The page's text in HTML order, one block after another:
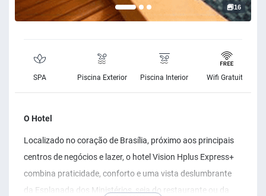
16
SPA Piscina Exterior Piscina Interior Wifi Gratuito
O Hotel
Localizado no coração de Brasília, próximo aos principais
centros de negócios e lazer, o hotel Vision Hplus Express+
combina praticidade, conforto e uma vista deslumbrante
da Esplanada dos Ministérios, seja do restaurante ou da